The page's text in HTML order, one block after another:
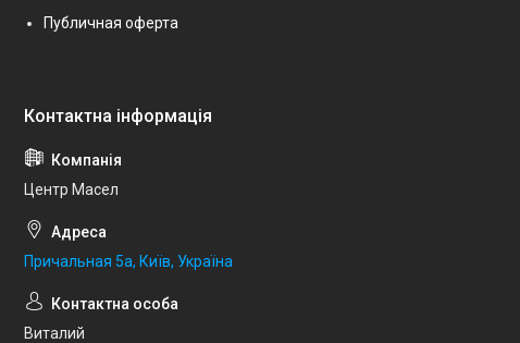
Публичная оферта
Центр Масел
Причальная 5а, Київ, Україна
Виталий